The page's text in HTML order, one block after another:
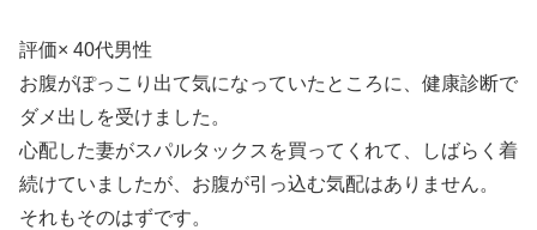
評価× 40代男性
お腹がぽっこり出て気になっていたところに、健康診断で
ダメ出しを受けました。
心配した妻がスパルタックスを買ってくれて、しばらく着
続けていましたが、お腹が引っ込む気配はありません。
それもそのはずです。